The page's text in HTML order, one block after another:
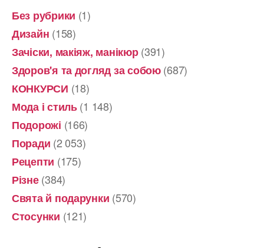
Без рубрики (1)
Дизайн (158)
Зачіски, макіяж, манікюр(391)
Здоров'я та догляд за собою(687)
КОНКУРСИ (18)
Мода і стиль(1 148)
Подорожі (166)
Поради (2 053)
Рецепти (175)
Різне(384)
Свята й подарунки (570)
Стосунки (121)